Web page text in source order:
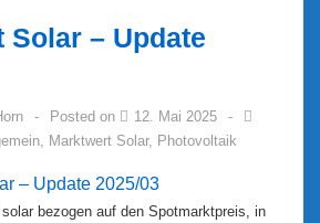
Solar – Update
Posted on
12. Mai 2025
, Marktwert Solar, Photovoltaik
bezogen auf den Spotmarktpreis, in